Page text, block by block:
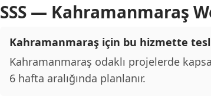
SSS — Kahramanmaraş
Kahramanmaraş için bu hizmette
Kahramanmaraş odaklı projelerde
6 hafta aralığında planlanır.